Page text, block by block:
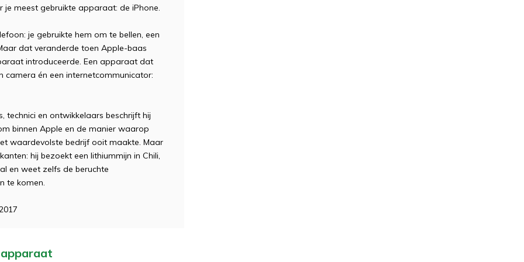
je meest gebruikte apparaat: de iPhone.
je gebruikte hem om te bellen, een
dat veranderde toen Apple-baas
introduceerde. Een apparaat dat
camera én een internetcommunicator:
technici en ontwikkelaars beschrijft hij
binnen Apple en de manier waarop
waardevolste bedrijf ooit maakte. Maar
hij bezoekt een lithiummijn in Chili,
en weet zelfs de beruchte
te komen.